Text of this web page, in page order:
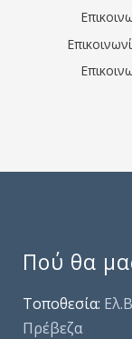
Πού θα
Τοποθεσία:
Πρέβεζα